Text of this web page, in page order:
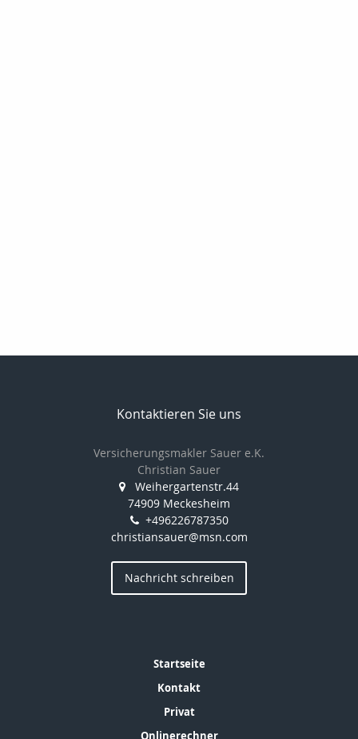
Kontaktieren Sie uns
Versicherungsmakler Sauer e.K.
Christian Sauer
Weihergartenstr.44
74909 Meckesheim
+496226787350
christiansauer@msn.com
Nachricht schreiben
Startseite
Kontakt
Privat